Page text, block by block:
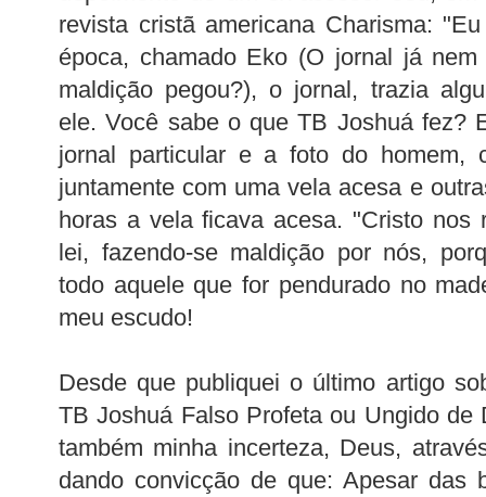
revista cristã americana Charisma:
época, chamado Eko (O jornal já
maldição pegou?), o jornal, trazia
ele. Você sabe o que TB Joshuá fez?
jornal particular e a foto do homem,
juntamente com uma vela acesa e
horas a vela ficava acesa. "Cristo nos
lei, fazendo-se maldição por nós,
todo aquele que for pendurado no
meu escudo!
Desde que publiquei o último artigo
TB Joshuá Falso Profeta ou Ungido de
também minha incerteza, Deus,
dando convicção de que: Apesar das